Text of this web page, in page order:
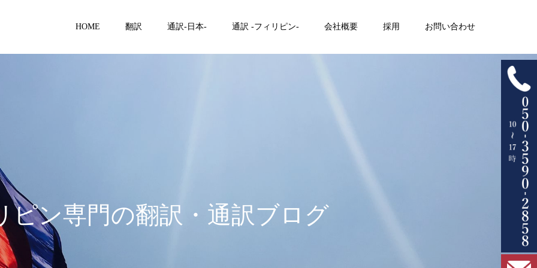
HOME 翻訳 通訳-日本- 通訳 -フィリピン- 会社概要 採用 お問い合わせ
ピン専門の翻訳・通訳ブログ